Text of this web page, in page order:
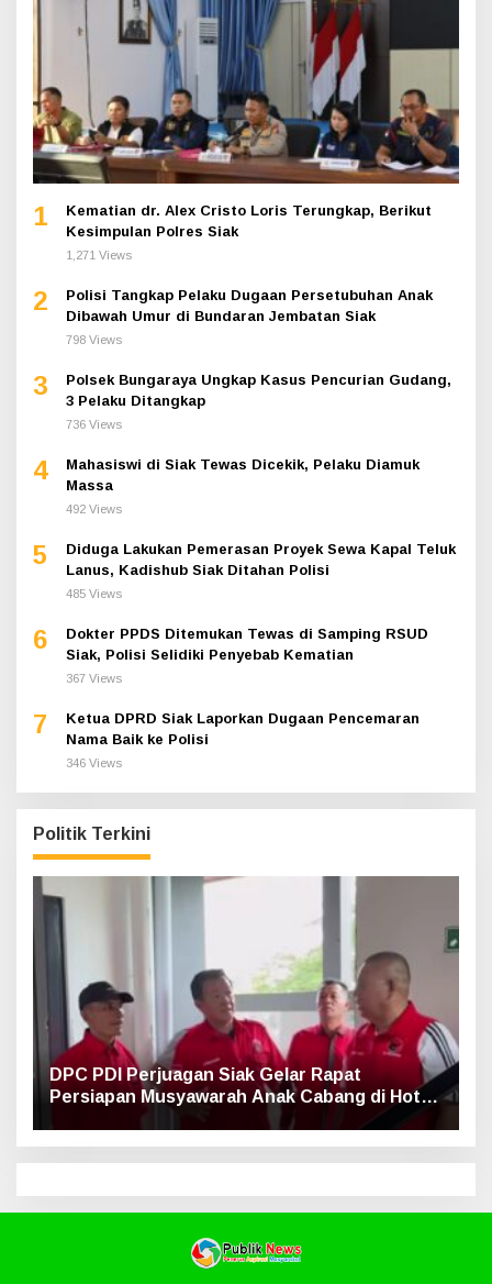
1
Kematian dr. Alex Cristo Loris Terungkap, Berikut
Kesimpulan Polres Siak
1,271 Views
2
Polisi Tangkap Pelaku Dugaan Persetubuhan Anak
Dibawah Umur di Bundaran Jembatan Siak
798 Views
3
Polsek Bungaraya Ungkap Kasus Pencurian Gudang,
3 Pelaku Ditangkap
736 Views
4
Mahasiswi di Siak Tewas Dicekik, Pelaku Diamuk
Massa
492 Views
5
Diduga Lakukan Pemerasan Proyek Sewa Kapal Teluk
Lanus, Kadishub Siak Ditahan Polisi
485 Views
6
Dokter PPDS Ditemukan Tewas di Samping RSUD
Siak, Polisi Selidiki Penyebab Kematian
367 Views
7
Ketua DPRD Siak Laporkan Dugaan Pencemaran
Nama Baik ke Polisi
346 Views
Politik Terkini
DPC PDI Perjuagan Siak Gelar Rapat
Persiapan Musyawarah Anak Cabang di Hotel